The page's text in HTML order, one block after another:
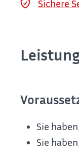
Sichere
Sie
Sie